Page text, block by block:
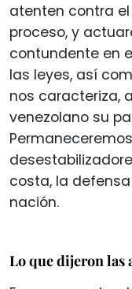
atenten contra
proceso, y
contundente en
las leyes, así
nos caracteriza,
venezolano su
costa, la
nación.
Lo que dijeron las